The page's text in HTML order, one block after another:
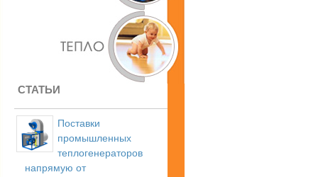
СТАТЬИ
Поставки
промышленных
теплогенераторов
напрямую от